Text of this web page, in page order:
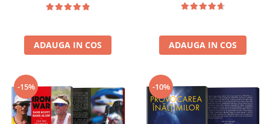
ADAUGA IN COS ADAUGA IN COS
-15% -10%